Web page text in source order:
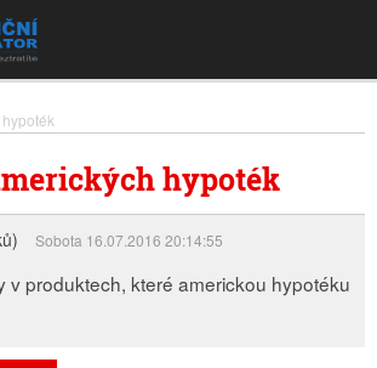
hypoték
Sobota 16.07.2016 20:14:55
v produktech, které americkou hypotéku